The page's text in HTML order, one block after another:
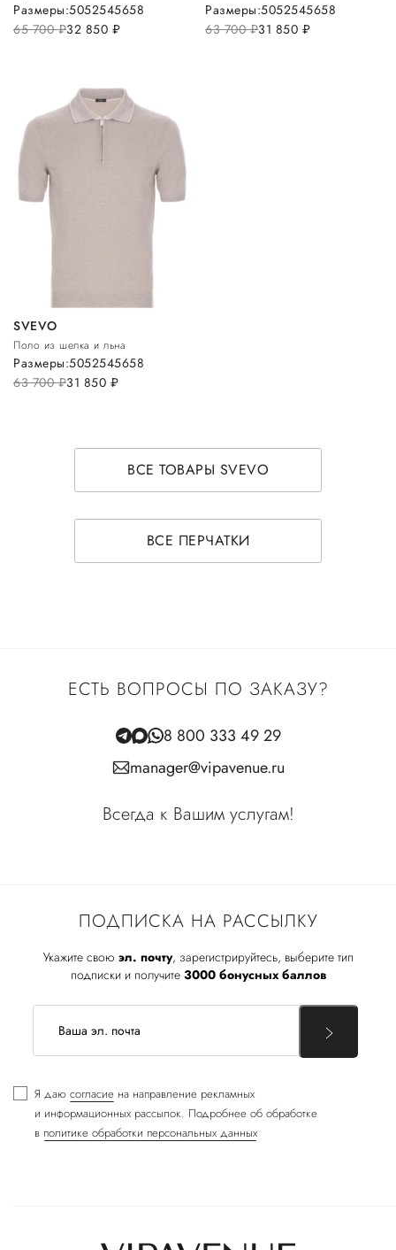
65 700руб.32 850 руб.
Размеры:5052545658
63 700руб.31 850 руб.
Размеры:5052545658
SVEVO
Поло из шелка и льна
63 700руб.31 850 руб.
Размеры:5052545658
ВСЕ ТОВАРЫ SVEVO
ВСЕ ПЕРЧАТКИ
ПОДПИСКА НА РАССЫЛКУ
Укажите свою эл. почту, зарегистрируйтесь, выберите тип
подписки и получите 3000 бонусных баллов
Я даю согласие на направление рекламных
и информационных рассылок. Подробнее об обработке
в политике обработки персональных данных
ЕСТЬ ВОПРОСЫ ПО ЗАКАЗУ?
8 800 333 49 29
manager@vipavenue.ru
Всегда к Вашим услугам!